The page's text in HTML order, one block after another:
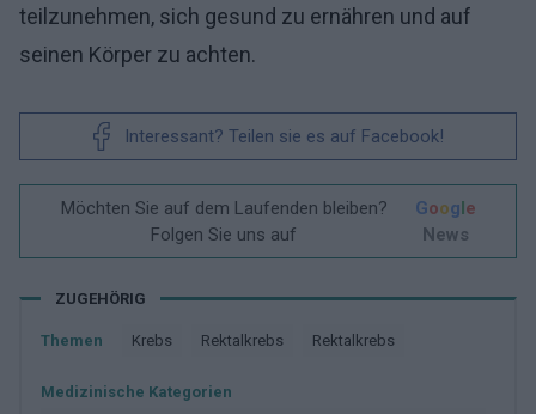
teilzunehmen, sich gesund zu ernähren und auf
seinen Körper zu achten.
Interessant? Teilen sie es auf Facebook!
Möchten Sie auf dem Laufenden bleiben?
Folgen Sie uns auf
Google
News
ZUGEHÖRIG
Themen Krebs Rektalkrebs Rektalkrebs
Medizinische Kategorien